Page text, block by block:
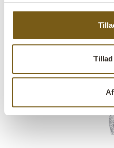
Stil et spørgsmål